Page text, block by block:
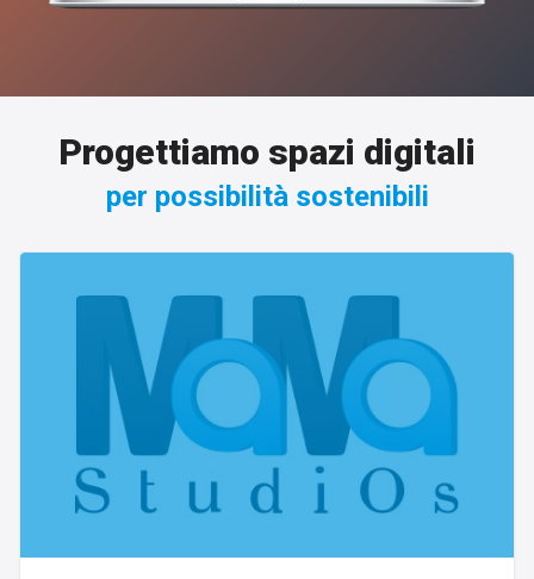
Progettiamo spazi digitali
per possibilità sostenibili